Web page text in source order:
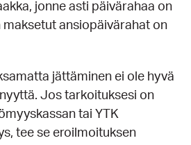
jonne asti päivärahaa on
maksetut ansiopäivärahat on
jättäminen ei ole hyvä
Jos tarkoituksesi on
tai YTK
tee se eroilmoituksen